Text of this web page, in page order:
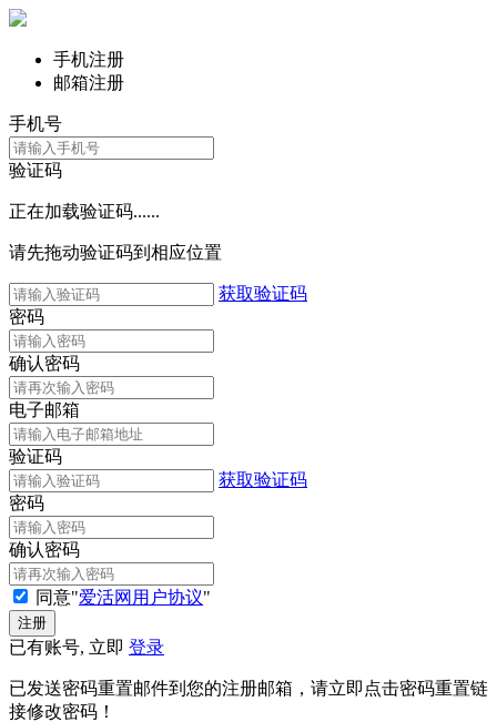
手机注册
邮箱注册
手机号
验证码
正在加载验证码......
请先拖动验证码到相应位置
获取验证码
密码
确认密码
电子邮箱
验证码
获取验证码
密码
确认密码
同意"爱活网用户协议"
已有账号, 立即 登录
已发送密码重置邮件到您的注册邮箱，请立即点击密码重置链
接修改密码！